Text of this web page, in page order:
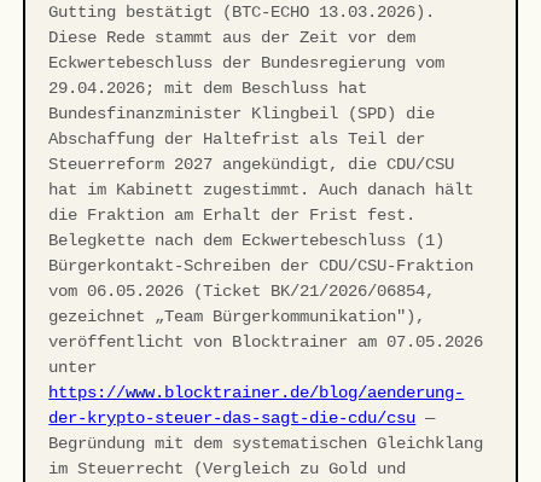
Gutting bestätigt (BTC-ECHO 13.03.2026).
Diese Rede stammt aus der Zeit vor dem
Eckwertebeschluss der Bundesregierung vom
29.04.2026; mit dem Beschluss hat
Bundesfinanzminister Klingbeil (SPD) die
Abschaffung der Haltefrist als Teil der
Steuerreform 2027 angekündigt, die CDU/CSU
hat im Kabinett zugestimmt. Auch danach hält
die Fraktion am Erhalt der Frist fest.
Belegkette nach dem Eckwertebeschluss (1)
Bürgerkontakt-Schreiben der CDU/CSU-Fraktion
vom 06.05.2026 (Ticket BK/21/2026/06854,
gezeichnet „Team Bürgerkommunikation"),
veröffentlicht von Blocktrainer am 07.05.2026
unter
https://www.blocktrainer.de/blog/aenderung-
der-krypto-steuer-das-sagt-die-cdu/csu —
Begründung mit dem systematischen Gleichklang
im Steuerrecht (Vergleich zu Gold und